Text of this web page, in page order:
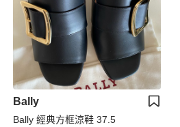
Bally
Bally 經典方框涼鞋 37.5